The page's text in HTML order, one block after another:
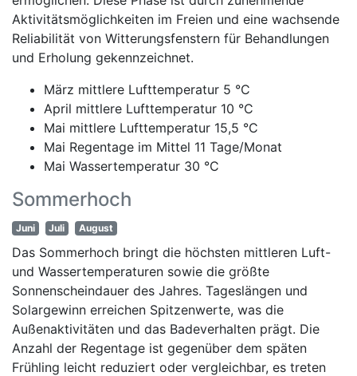
Aktivitätsmöglichkeiten im Freien und eine wachsende
Reliabilität von Witterungsfenstern für Behandlungen
und Erholung gekennzeichnet.
März mittlere Lufttemperatur 5 °C
April mittlere Lufttemperatur 10 °C
Mai mittlere Lufttemperatur 15,5 °C
Mai Regentage im Mittel 11 Tage/Monat
Mai Wassertemperatur 30 °C
Sommerhoch
Juni Juli August
Das Sommerhoch bringt die höchsten mittleren Luft-
und Wassertemperaturen sowie die größte
Sonnenscheindauer des Jahres. Tageslängen und
Solargewinn erreichen Spitzenwerte, was die
Außenaktivitäten und das Badeverhalten prägt. Die
Anzahl der Regentage ist gegenüber dem späten
Frühling leicht reduziert oder vergleichbar, es treten